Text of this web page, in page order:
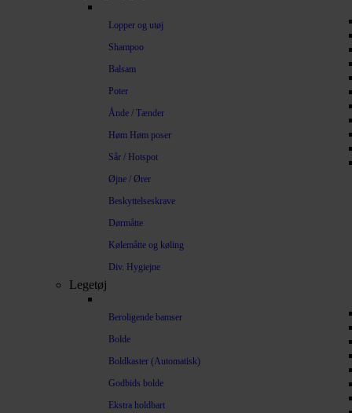
Lopper og utøj
Shampoo
Balsam
Poter
Ånde / Tænder
Høm Høm poser
Sår / Hotspot
Øjne / Ører
Beskyttelseskrave
Dørmåtte
Kølemåtte og køling
Div. Hygiejne
Legetøj
Beroligende bamser
Bolde
Boldkaster (Automatisk)
Godbids bolde
Ekstra holdbart